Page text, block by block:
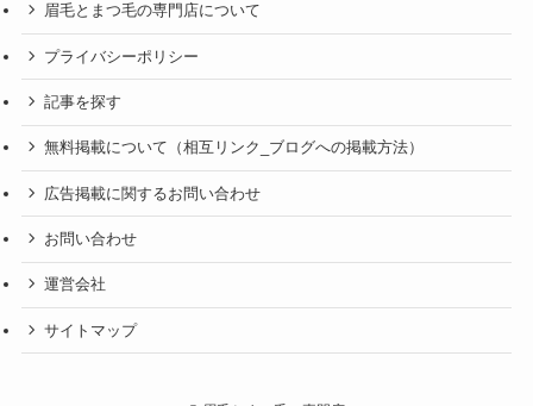
眉毛とまつ毛の専門店について
プライバシーポリシー
記事を探す
無料掲載について（相互リンク_ブログへの掲載方法）
広告掲載に関するお問い合わせ
お問い合わせ
運営会社
サイトマップ